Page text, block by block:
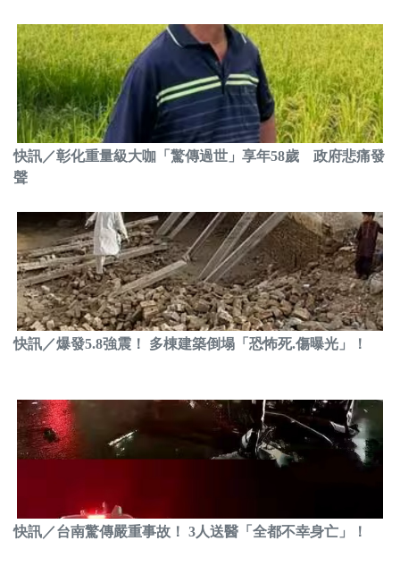
快訊／彰化重量級大咖「驚傳過世」享年58歲 政府悲痛發
聲
快訊／爆發5.8強震！ 多棟建築倒塌「恐怖死.傷曝光」！
快訊／台南驚傳嚴重事故！ 3人送醫「全都不幸身亡」！